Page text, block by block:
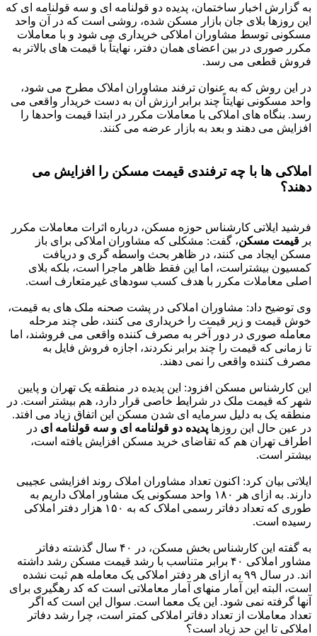
به گزارش اخبار ساختمان، پدیده دو قولنامه ای و سه قولنامه ای که
این روزها بلای جان بازار مسکن شده، روشی است که در آن واحد
مسکونی توسط مشاوران املاکی خریداری می شود و با معاملات
مکرر صوری در بین اعضای همان دفتر، نهایتاً با قیمت های بالاتر به
فروش قطعی می رسد.
در این روش که به عنوان ترفند مشاوران املاک مطرح می شود،
واحد مسکونی نهایتاً چند برابر ارزش آن به دست خریدار واقعی می
رسد. بنگاه های املاکی با معاملات مکرر در ابتدا قیمت واحدها را
افزایش می دهند و بعد به بازار عرضه می کنند.
املاکی ها با چه ترفندی قیمت مسکن را افزایش می
دهند؟
فرشید ایلاتی کارشناس حوزه مسکن، درباره اثرات معاملات مکرر
بر قیمت مسکن، گفت: مشکلی که مشاوران املاکی برای باز
مسکن ایجاد می کنند، در ظاهر بحث واسطه گری و دریافت
کمسیون بیشتراست، اما این فقط ظاهر ماجرا است، بلکه بلای
اصلی معاملات مکرر با هدف کسب سودهای غیرمتعارف است.
وی توضیح داد: مشاوران املاکی در پشت صحنه ملک های به قیمت،
خوش قیمت و زیر قیمت را خریداری می کنند، طی چند مرحله
معامله صوری در دور آخر به مصرف کننده واقعی می فروشند، اما
تا زمانی که قیمت را چند برابر نکردند، اجازه فروش فایل به
مصرف کننده واقعی را نمی دهند.
این کارشناس مسکن افزود: این پدیده در منطقه یک تهران و پایین
شهر که قیمت ملک در شرایط خاصی قرار دارد، هم بیشتر است. در
منطقه یک به دلیل سرمایه ای شدن مسکن این اتفاق زیاد می افتد.
در عین حال این روزها پدیده دو قولنامه ای و سه قولنامه ای در
اطراف تهران هم که تقاضای خرید مسکن افزایش یافته است،
بیشتر است.
ایلاتی بیان کرد: اکنون تعداد مشاوران املاک روند افزایشی عجیبی
دارند. به ازای هر ۱۸۰ واحد مسکونی یک مشاور املاک داریم به
طوری که تعداد دفاتر رسمی املاک که به ۱۵۰ هزار دفتر املاکی
رسیده است.
به گفته این کارشناس بخش مسکن، در ۴۰ سال گذشته دفاتر
مشاور املاکی ۴۰ برابر متناسب با رشد قیمت مسکن رشد داشته
اند. در سال ۹۹ به ازای هر دفتر املاکی یک معامله هم ثبت نشده
است، البته این آمار منهای آمار معاملاتی است که کد رهگیری برای
آنها گرفته نمی شود. این یک معما است. سوال این است که اگر
تعداد معاملات از تعداد دفاتر املاکی کمتر است، چرا رشد دفاتر
املاکی تا این حد زیاد است؟